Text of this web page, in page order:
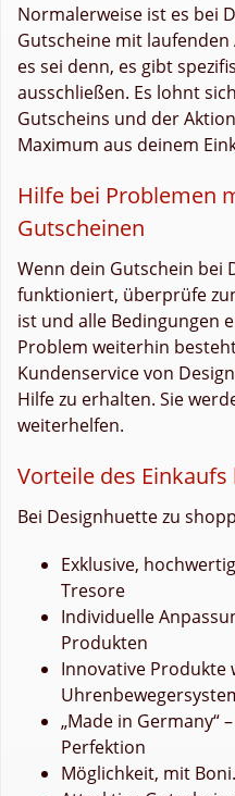
Normalerweise ist es bei
Gutscheine mit
es sei denn, es gibt
ausschließen. Es lohnt
Gutscheins und der
Maximum aus deinem
Hilfe bei Problemen
Gutscheinen
Wenn dein Gutschein bei
funktioniert, überprüfe
ist und alle Bedingungen
Problem weiterhin
Kundenservice von
Hilfe zu erhalten. Sie
weiterhelfen.
Vorteile des
Bei Designhuette zu
Exklusive,
Tresore
Individuelle
Produkten
Innovative Produkte
„Made in Germany“
Perfektion
Möglichkeit, mit